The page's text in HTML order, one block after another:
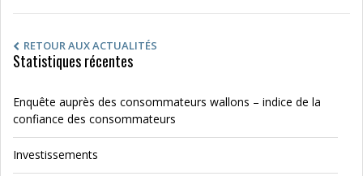
RETOUR AUX ACTUALITÉS
Statistiques récentes
Enquête auprès des consommateurs wallons – indice de la
confiance des consommateurs
Investissements